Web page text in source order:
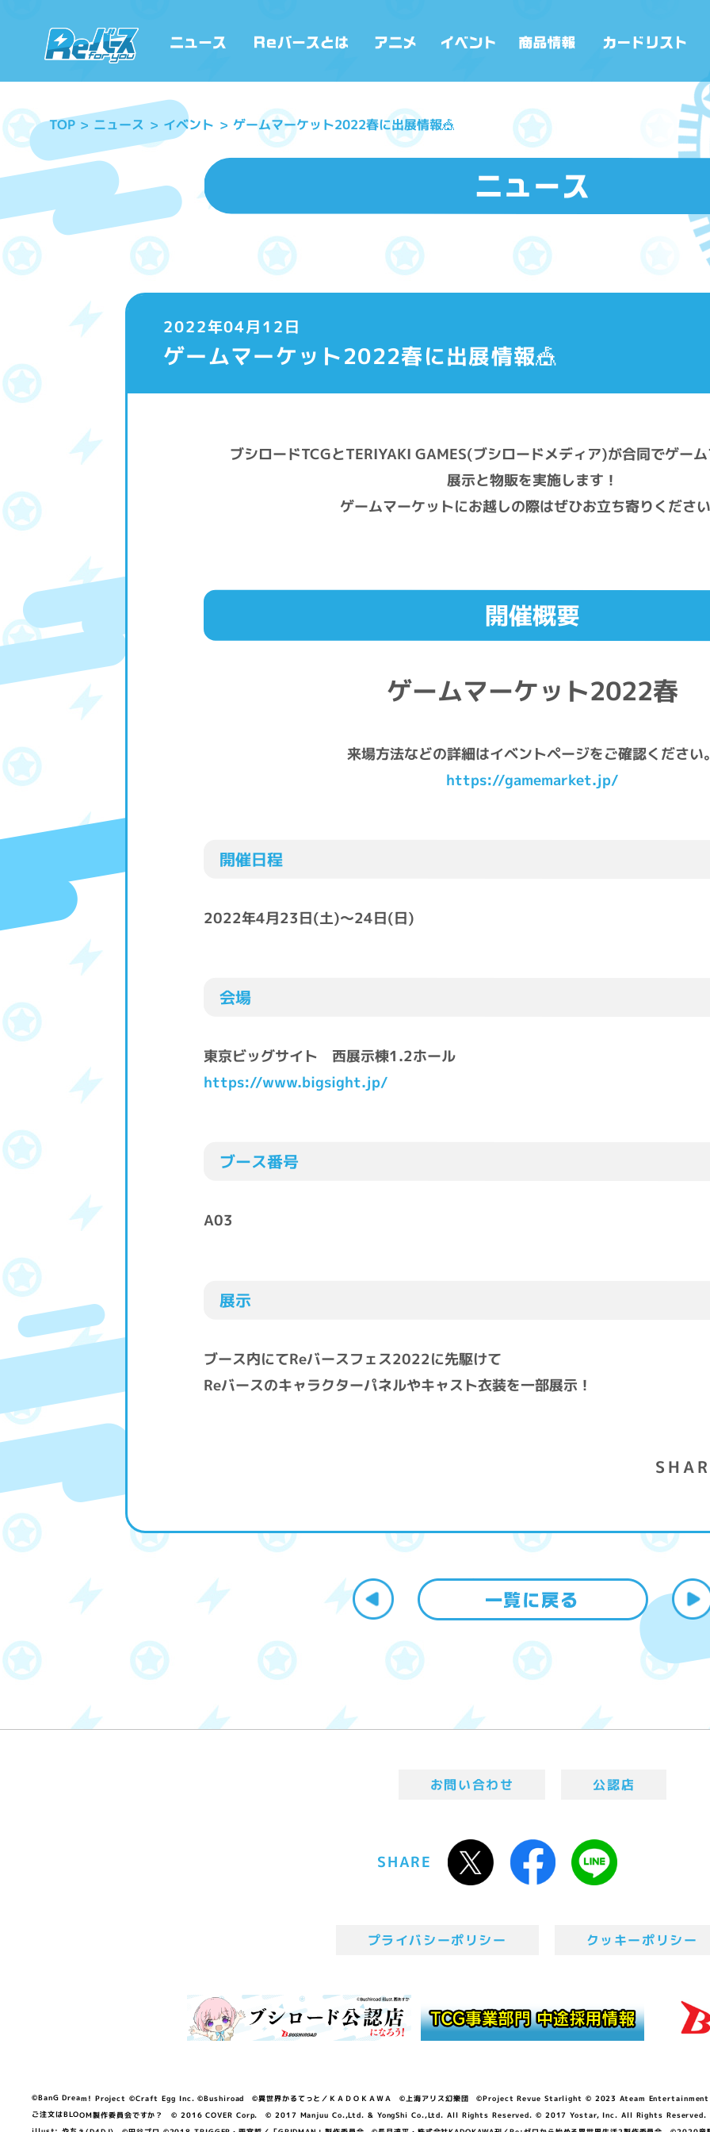
TOP ニュース イベント ゲームマーケット2022春に出展情報🎪
2022年04月12日
ゲームマーケット2022春に出展情報🎪
ブシロードTCGとTERIYAKI GAMES(ブシロードメディア)が合同でゲー
展示と物販を実施します！
ゲームマーケットにお越しの際はぜひお立ち寄りくださ
開催概要
ゲームマーケット2022春
来場方法などの詳細はイベントページをご確認ください
https://gamemarket.jp/
開催日程
2022年4月23日(土)～24日(日)
会場
東京ビッグサイト 西展示棟1.2ホール
https://www.bigsight.jp/
ブース番号
A03
展示
ブース内にてReバースフェス2022に先駆けて
Reバースのキャラクターパネルやキャスト衣装を一部展示！
お問い合わせ 公認店
SHARE
プライバシーポリシー クッキーポリシー
©BanG Dream! Project ©Craft Egg Inc. ©Bushiroad ©異世界かるてっと／ＫＡＤＯＫＡＷＡ ©上海アリス幻樂団 ©Project Revue Starlight © 2023 Ateam
ご注文はBLOOM製作委員会ですか？ © 2016 COVER Corp. © 2017 Manjuu Co.,Ltd. & YongShi Co.,Ltd. All Rights Reserved. © 2017 Yostar, Inc. All Rights